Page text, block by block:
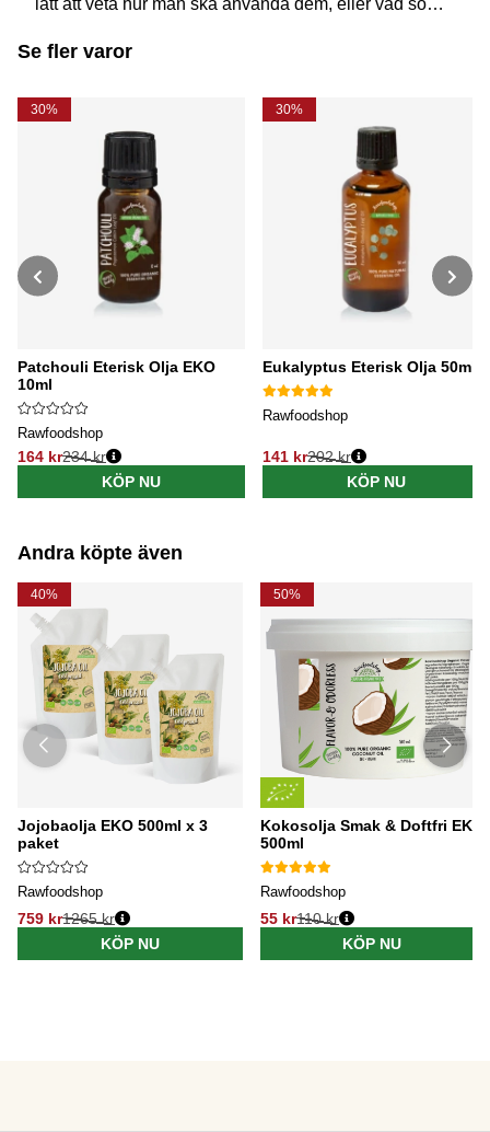
av de vanligaste frågorna – på ett enkelt och
inspirerande sätt.
Se fler varor
30%
Patchouli Eterisk Olja EKO
10ml
Rawfoodshop
164 kr
Ordinarie pris:
234 kr
KÖP NU
30%
Eukalyptus Eterisk Olja 50ml
Rawfoodshop
141 kr
Ordinarie pris:
202 kr
KÖP NU
Andra köpte även
40%
Jojobaolja EKO 500ml x 3
paket
Rawfoodshop
759 kr1265 kr
KÖP NU
50%
Kokosolja Smak & Doftfri EKO
500ml
Rawfoodshop
55 kr110 kr
KÖP NU